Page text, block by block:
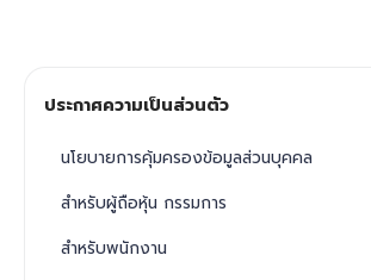
ประกาศความเป็นส่วนตัว
นโยบายการคุ้มครองข้อมูลส่วนบุคคล
สำหรับผู้ถือหุ้น กรรมการ
สำหรับพนักงาน